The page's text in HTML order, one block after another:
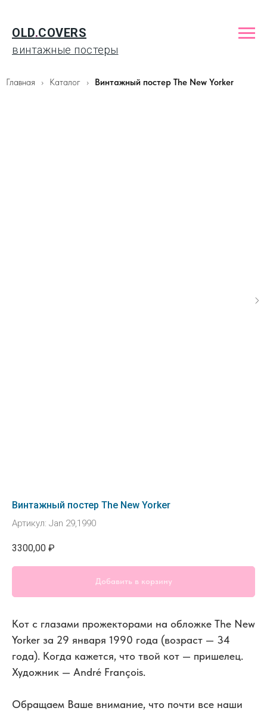
OLD.COVERS
винтажные постеры
Главная Каталог Винтажный постер The New Yorker
Винтажный постер The New Yorker
Артикул: Jan 29,1990
3300,00 ₽
Добавить в корзину
Кот с глазами прожекторами на обложке The New
Yorker за 29 января 1990 года (возраст — 34
года). Когда кажется, что твой кот — пришелец.
Художник — André François.
Обращаем Ваше внимание, что почти все наши